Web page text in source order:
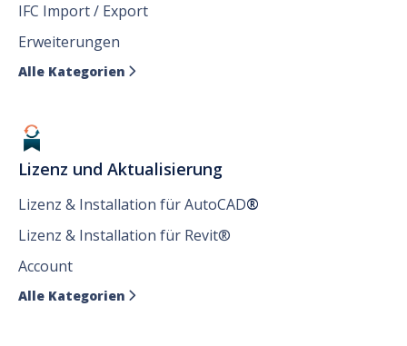
IFC Import / Export
Erweiterungen
Alle Kategorien 
Lizenz und Aktualisierung
Lizenz & Installation für AutoCAD®
Lizenz & Installation für Revit®
Account
Alle Kategorien 